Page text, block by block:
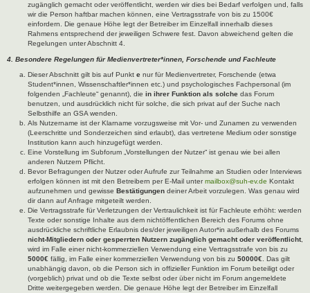
zugänglich gemacht oder veröffentlicht, werden wir dies bei Bedarf verfolgen und, falls
wir die Person haftbar machen können, eine Vertragsstrafe von bis zu 1500€
einfordern. Die genaue Höhe legt der Betreiber im Einzelfall innerhalb dieses
Rahmens entsprechend der jeweiligen Schwere fest. Davon abweichend gelten die
Regelungen unter Abschnitt 4.
4. Besondere Regelungen für Medienvertreter*innen, Forschende und Fachleute
Dieser Abschnitt gilt bis auf Punkt e nur für Medienvertreter, Forschende (etwa
Student*innen, Wissenschaftler*innen etc.) und psychologisches Fachpersonal (im
folgenden „Fachleute“ genannt), die in ihrer Funktion als solche das Forum
benutzen, und ausdrücklich nicht für solche, die sich privat auf der Suche nach
Selbsthilfe an GSA wenden.
Als Nutzername ist der Klarname vorzugsweise mit Vor- und Zunamen zu verwenden
(Leerschritte und Sonderzeichen sind erlaubt), das vertretene Medium oder sonstige
Institution kann auch hinzugefügt werden.
Eine Vorstellung im Subforum „Vorstellungen der Nutzer“ ist genau wie bei allen
anderen Nutzern Pflicht.
Bevor Befragungen der Nutzer oder Aufrufe zur Teilnahme an Studien oder Interviews
erfolgen können ist mit den Betreibern per E-Mail untermailbox@suh-ev.de Kontakt
aufzunehmen und gewisse Bestätigungen deiner Arbeit vorzulegen. Was genau wird
dir dann auf Anfrage mitgeteilt werden.
Die Vertragsstrafe für Verletzungen der Vertraulichkeit ist für Fachleute erhöht: werden
Texte oder sonstige Inhalte aus dem nichtöffentlichen Bereich des Forums ohne
ausdrückliche schriftliche Erlaubnis des/der jeweiligen Autor*in außerhalb des Forums
nicht-Mitgliedern oder gesperrten Nutzern zugänglich gemacht oder veröffentlicht,
wird im Falle einer nicht-kommerziellen Verwendung eine Vertragsstrafe von bis zu
5000€ fällig, im Falle einer kommerziellen Verwendung von bis zu 50000€ . Das gilt
unabhängig davon, ob die Person sich in offizieller Funktion im Forum beteiligt oder
(vorgeblich) privat und ob die Texte selbst oder über nicht im Forum angemeldete
Dritte weitergegeben werden. Die genaue Höhe legt der Betreiber im Einzelfall